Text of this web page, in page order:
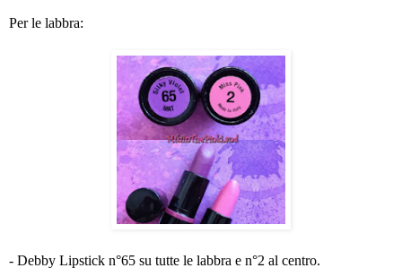
Per le labbra:
- Debby Lipstick n°65 su tutte le labbra e n°2 al centro.